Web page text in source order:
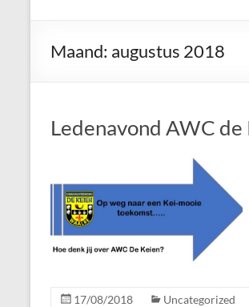
Keien
Carnavalsvereniging
De
Maand: augustus 2018
Ledenavond AWC de
17/08/2018 Uncategorized